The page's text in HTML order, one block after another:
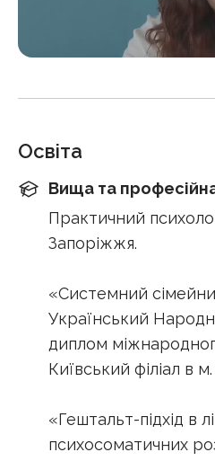
Освіта
Вища та
Практичний
Запоріжжя.
«Системний
Український
диплом
Київський філіал в
«Гештальт-підхід в
психосоматичних